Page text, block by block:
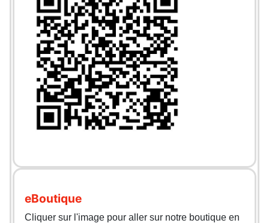
eBoutique
Cliquer sur l'image pour aller sur notre boutique en